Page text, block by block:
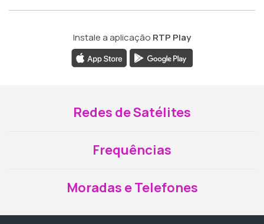
Instale a aplicação RTP Play
Redes de Satélites
Frequências
Moradas e Telefones